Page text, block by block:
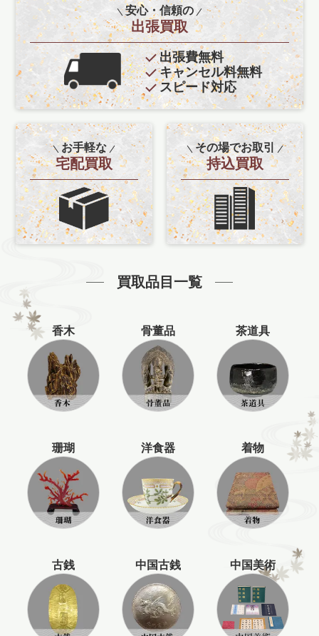
安心・信頼の
出張買取
出張費無料
キャンセル料無料
スピード対応
お手軽な
宅配買取
その場でお取引
持込買取
買取品目一覧
香木 骨董品 茶道具
珊瑚 洋食器 着物
古銭 中国古銭 中国美術